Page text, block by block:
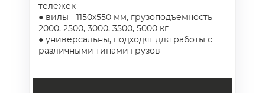
тележек
● вилы - 1150х550 мм, грузоподъемность -
2000, 2500, 3000, 3500, 5000 кг
● универсальны, подходят для работы с
различными типами грузов